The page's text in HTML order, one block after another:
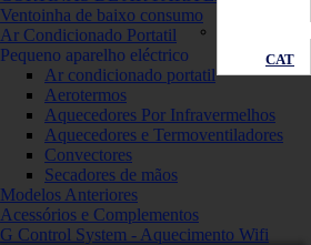
CAT
Ventoinha de baixo consumo
Ar Condicionado Portatil
Pequeno aparelho eléctrico
Ar condicionado portatil
Aerotermos
Aquecedores Por Infravermelhos
Aquecedores e Termoventiladores
Convectores
Secadores de mãos
Modelos Anteriores
Acessórios e Complementos
G Control System - Aquecimento Wifi